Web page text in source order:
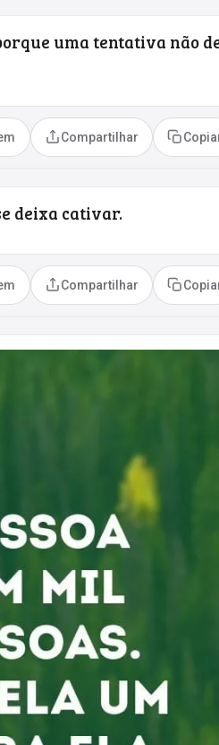
uma tentativa não
Compartilhar
deixa cativar.
Compartilhar